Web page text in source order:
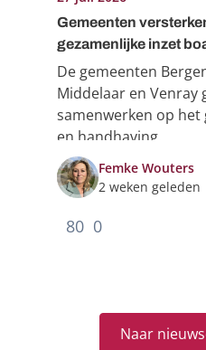
Gemeenten
gezamenlijke inzet
De gemeenten
Middelaar en Venray
samenwerken op
en handhaving.
Femke Wouters
2 weken geleden
80 0
Naar